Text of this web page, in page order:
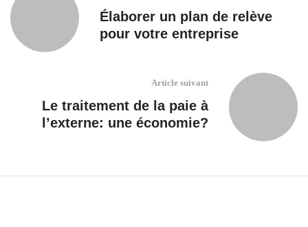
Élaborer un plan de relève
pour votre entreprise
Article suivant
Le traitement de la paie à
l’externe: une économie?